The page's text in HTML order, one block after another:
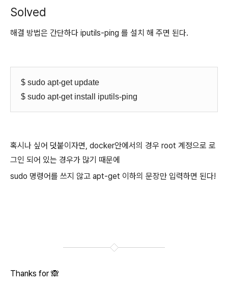
Solved
해결 방법은 간단하다 iputils-ping 를 설치 해 주면 된다.
$ sudo apt-get update
$ sudo apt-get install iputils-ping
혹시나 싶어 덧붙이자면, docker안에서의 경우 root 계정으로 로
그인 되어 있는 경우가 많기 때문에
sudo 명령어를 쓰지 않고 apt-get 이하의 문장만 입력하면 된다!
Thanks for 🙈